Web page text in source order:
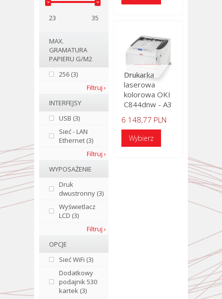
23 35
MAX.
GRAMATURA
PAPIERU G/M2
256 (3)
Filtruj ›
INTERFEJSY
USB (3)
Sieć - LAN
Ethernet (3)
Filtruj ›
WYPOSAŻENIE
Druk
dwustronny (3)
Wyświetlacz
LCD (3)
Filtruj ›
OPCJE
Sieć WiFi (3)
Dodatkowy
podajnik 530
kartek (3)
Drukarka
laserowa
kolorowa OKI
C844dnw - A3
6 148,77 PLN